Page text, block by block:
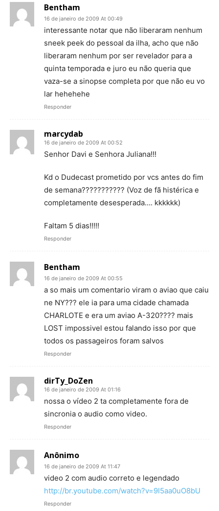
Bentham
16 de janeiro de 2009 At 00:49
interessante notar que não liberaram nenhum
sneek peek do pessoal da ilha, acho que não
liberaram nenhum por ser revelador para a
quinta temporada e juro eu não queria que
vaza-se a sinopse completa por que não eu vo
lar hehehehe
Responder
marcydab
16 de janeiro de 2009 At 00:52
Senhor Davi e Senhora Juliana!!!
Kd o Dudecast prometido por vcs antes do fim
de semana??????????? (Voz de fã histérica e
completamente desesperada…. kkkkkk)
Faltam 5 dias!!!!!
Responder
Bentham
16 de janeiro de 2009 At 00:55
a so mais um comentario viram o aviao que caiu
ne NY??? ele ia para uma cidade chamada
CHARLOTE e era um aviao A-320???? mais
LOST impossivel estou falando isso por que
todos os passageiros foram salvos
Responder
dirTy_DoZen
16 de janeiro de 2009 At 01:16
nossa o vídeo 2 ta completamente fora de
sincronia o audio como video.
Responder
Anônimo
16 de janeiro de 2009 At 11:47
video 2 com audio correto e legendado
http://br.youtube.com/watch?v=9I5aa0uO8bU
Responder